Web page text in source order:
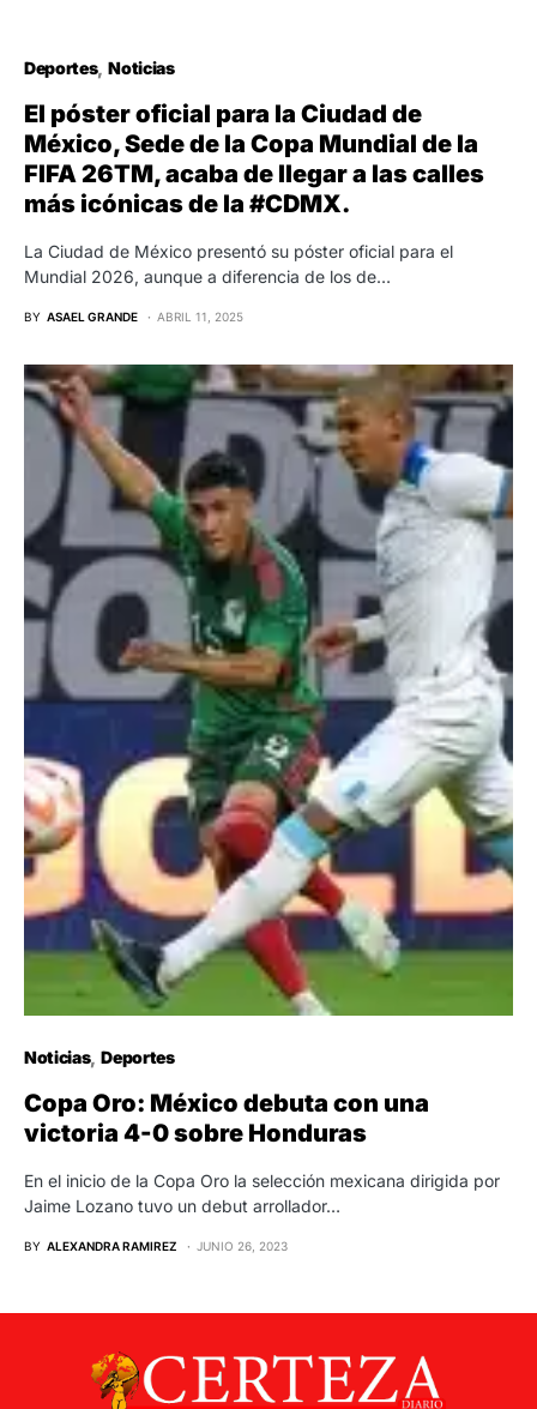
Deportes Noticias
El póster oficial para la Ciudad de
México, Sede de la Copa Mundial de la
FIFA 26TM, acaba de llegar a las calles
más icónicas de la #CDMX.
La Ciudad de México presentó su póster oficial para el
Mundial 2026, aunque a diferencia de los de…
BY ASAEL GRANDE ABRIL 11, 2025
Noticias Deportes
Copa Oro: México debuta con una
victoria 4-0 sobre Honduras
En el inicio de la Copa Oro la selección mexicana dirigida por
Jaime Lozano tuvo un debut arrollador…
BY ALEXANDRA RAMIREZ JUNIO 26, 2023